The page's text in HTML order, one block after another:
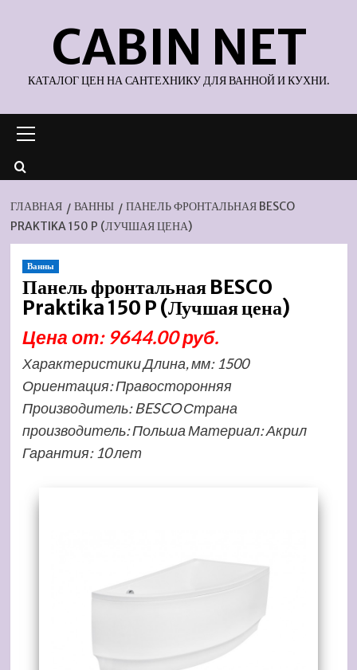
содержимомуCABIN NET
КАТАЛОГ ЦЕН НА САНТЕХНИКУ ДЛЯ ВАННОЙ И КУХНИ.
меню
ГЛАВНАЯ ВАННЫ
ПАНЕЛЬ ФРОНТАЛЬНАЯ BESCO
PRAKTIKA 150 P (ЛУЧШАЯ ЦЕНА)
Ванны
Панель фронтальная BESCO
Praktika 150 P (Лучшая цена)
Цена от: 9644.00 руб.
Характеристики Длина, мм: 1500
Ориентация: Правосторонняя
Производитель: BESCO Страна
производитель: Польша Материал: Акрил
Гарантия: 10 лет